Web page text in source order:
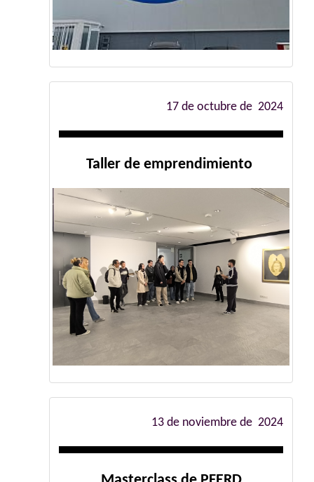
17 de octubre de 2024
Taller de emprendimiento
13 de noviembre de 2024